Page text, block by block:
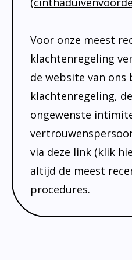
Voor onze meest
klachtenregeling
de website van ons
klachtenregeling,
ongewenste
via deze link (klik
altijd de meest
procedures.